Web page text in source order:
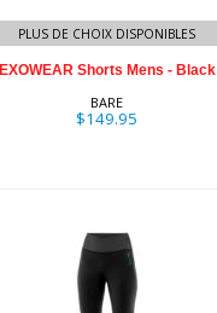
$149.95
PLUS DE CHOIX DISPONIBLES
EXOWEAR Shorts Mens - Black
BARE
$149.95